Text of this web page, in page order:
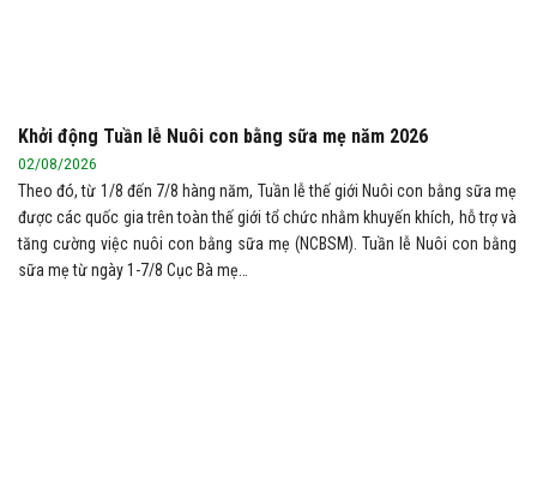
Khởi động Tuần lễ Nuôi con bằng sữa mẹ năm 2026
02/08/2026
Theo đó, từ 1/8 đến 7/8 hàng năm, Tuần lễ thế giới Nuôi con bằng sữa mẹ
được các quốc gia trên toàn thế giới tổ chức nhằm khuyến khích, hỗ trợ và
tăng cường việc nuôi con bằng sữa mẹ (NCBSM). Tuần lễ Nuôi con bằng
sữa mẹ từ ngày 1-7/8 Cục Bà mẹ…